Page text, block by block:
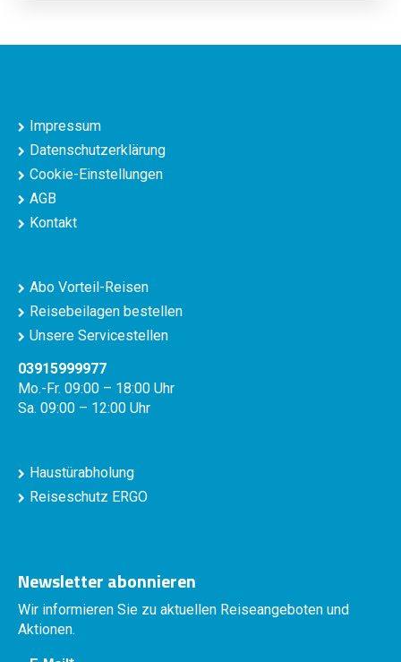
Impressum
Datenschutzerklärung
Cookie-Einstellungen
AGB
Kontakt
Abo Vorteil-Reisen
Reisebeilagen bestellen
Unsere Servicestellen
03915999977
Mo.-Fr. 09:00 – 18:00 Uhr
Sa. 09:00 – 12:00 Uhr
Haustürabholung
Reiseschutz ERGO
Newsletter abonnieren
Wir informieren Sie zu aktuellen Reiseangeboten und
Aktionen.